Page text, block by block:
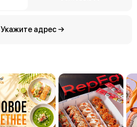
Укажите адрес →